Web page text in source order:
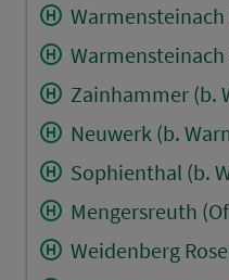
Zainhammer (b.
Neuwerk (b.
Sophienthal (b.
Mengersreuth
Weidenberg